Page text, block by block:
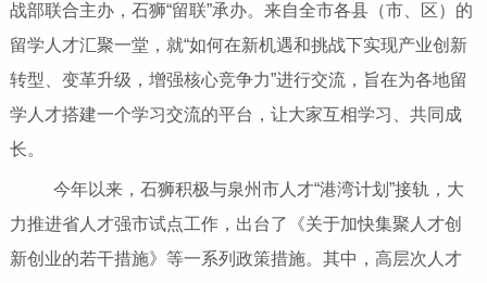
战部联合主办，石狮“留联”承办。来自全市各县（市、区）的
留学人才汇聚一堂，就“如何在新机遇和挑战下实现产业创新
转型、变革升级，增强核心竞争力”进行交流，旨在为各地留
学人才搭建一个学习交流的平台，让大家互相学习、共同成
长。
今年以来，石狮积极与泉州市人才“港湾计划”接轨，大
力推进省人才强市试点工作，出台了《关于加快集聚人才创
新创业的若干措施》等一系列政策措施。其中，高层次人才